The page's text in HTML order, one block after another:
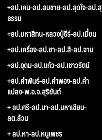
+ลป.เคน-ลป.สมชาย-ลป.สุดใจ-ลป.สุ
ธรรม
+ลป.มหาสีทน-หลวงปู่ธีร์-ลป.เมี้ยน
+ลป.เครื่อง-ลป.ชา-ลป.สี-ลป.จาม
+ลป.อุดม-ลป.แก้ว-ลป.เชาวรัตน์
+ลป.คำพันธ์-ลป.คำพอง-ลป.คำ
แปลง-พ.อ.จ.สุริยันต์
+ ลป.ศรี-ลป.มา-ลป.มหาเขียน-
ลต.ล้วน
+ ลป.หา-ลป.หนูเพชร